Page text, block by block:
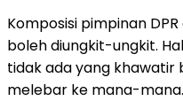
Komposisi pimpinan
boleh diungkit-ungkit.
tidak ada yang khawatir
melebar ke mana-mana.